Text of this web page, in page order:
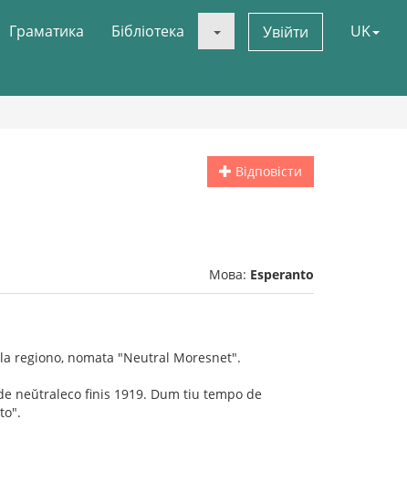
Граматика Бібліотека Увійти UK
Відповісти
Мова: Esperanto
regiono, nomata "Neutral Moresnet".
neŭtraleco finis 1919. Dum tiu tempo de